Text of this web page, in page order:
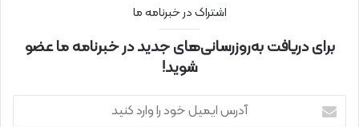
اشتراک در خبرنامه ما
برای دریافت به‌روزرسانی‌های جدید در خبرنامه ما عضو
شوید!